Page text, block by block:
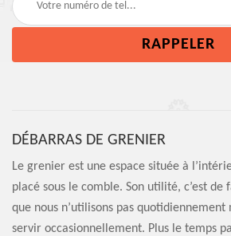
DÉBARRAS DE GRENIER
Le grenier est une espace située à
placé sous le comble. Son utilité, c’est de
que nous n’utilisons pas quotidiennement
servir occasionnellement. Plus le temps